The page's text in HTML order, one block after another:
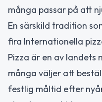
många passar på att
En särskild tradition
fira Internationella
Pizza är en av landets
många väljer att
festlig måltid efter